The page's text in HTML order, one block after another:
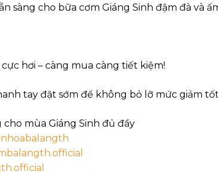
sàng cho bữa cơm Giáng Sinh đậm đà và
hơi – càng mua càng tiết kiệm!
tay đặt sớm để không bỏ lỡ mức giảm
mùa Giáng Sinh đủ đầy